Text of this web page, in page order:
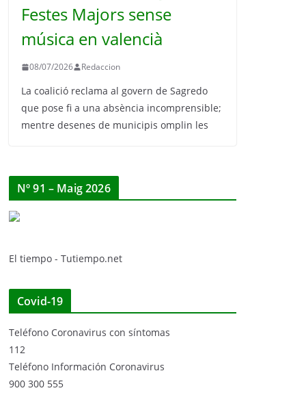
Festes Majors sense
música en valencià
08/07/2026 Redaccion
La coalició reclama al govern de Sagredo
que pose fi a una absència incomprensible;
mentre desenes de municipis omplin les
Nº 91 – Maig 2026
El tiempo - Tutiempo.net
Covid-19
Teléfono Coronavirus con síntomas
112
Teléfono Información Coronavirus
900 300 555